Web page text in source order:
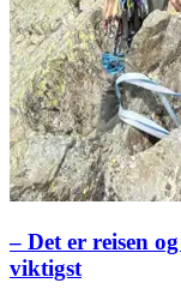
– Det er reisen
viktigst